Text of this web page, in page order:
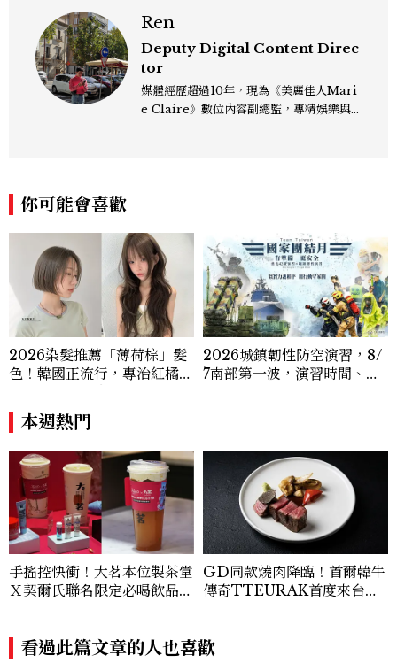
Ren
Deputy Digital Content Direc
tor
媒體經歷超過10年，現為《美麗佳人Mari
e Claire》數位內容副總監，專精娛樂與
你可能會喜歡
2026染髮推薦「薄荷棕」髮
色！韓國正流行，專治紅橘
2026城鎮韌性防空演習，8/
7南部第一波，演習時間、可
本週熱門
手搖控快衝！大茗本位製茶堂
Ｘ契爾氏聯名限定必喝飲品，
GD同款燒肉降臨！首爾韓牛
傳奇TTEURAK首度來台，
看過此篇文章的人也喜歡